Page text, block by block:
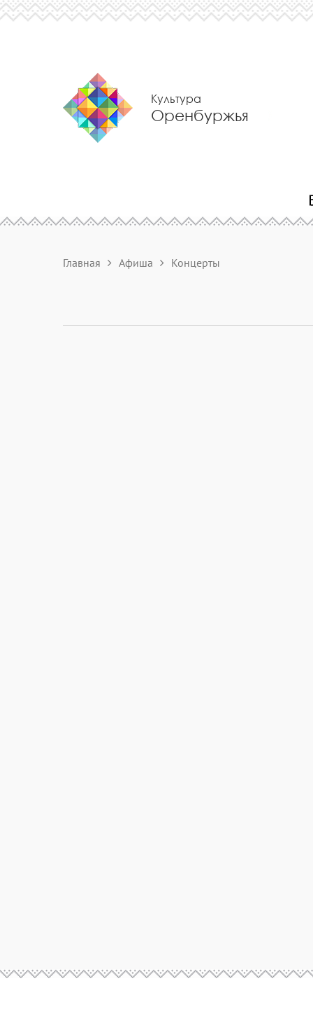
Культура
Оренбуржья
Главная Афиша Концерты